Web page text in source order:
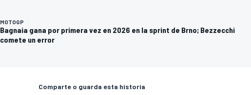
MOTOGP
Bagnaia gana por primera vez en 2026 en la sprint de Brno; Bezzecchi
comete un error
Comparte o guarda esta historia